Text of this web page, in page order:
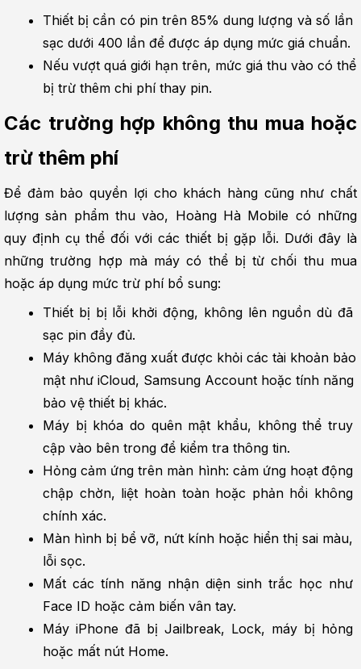
Thiết bị cần có pin trên 85% dung lượng và số lần
sạc dưới 400 lần để được áp dụng mức giá chuẩn.
Nếu vượt quá giới hạn trên, mức giá thu vào có thể
bị trừ thêm chi phí thay pin.
Các trường hợp không thu mua hoặc
trừ thêm phí
Để đảm bảo quyền lợi cho khách hàng cũng như chất
lượng sản phẩm thu vào, Hoàng Hà Mobile có những
quy định cụ thể đối với các thiết bị gặp lỗi. Dưới đây là
những trường hợp mà máy có thể bị từ chối thu mua
hoặc áp dụng mức trừ phí bổ sung:
Thiết bị bị lỗi khởi động, không lên nguồn dù đã
sạc pin đầy đủ.
Máy không đăng xuất được khỏi các tài khoản bảo
mật như iCloud, Samsung Account hoặc tính năng
bảo vệ thiết bị khác.
Máy bị khóa do quên mật khẩu, không thể truy
cập vào bên trong để kiểm tra thông tin.
Hỏng cảm ứng trên màn hình: cảm ứng hoạt động
chập chờn, liệt hoàn toàn hoặc phản hồi không
chính xác.
Màn hình bị bể vỡ, nứt kính hoặc hiển thị sai màu,
lỗi sọc.
Mất các tính năng nhận diện sinh trắc học như
Face ID hoặc cảm biến vân tay.
Máy iPhone đã bị Jailbreak, Lock, máy bị hỏng
hoặc mất nút Home.